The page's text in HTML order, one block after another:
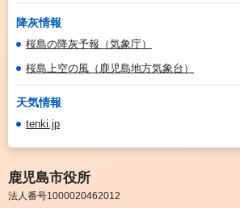
降灰情報
桜島の降灰予報（気象庁）
桜島上空の風（鹿児島地方気象台）
天気情報
tenki.jp
鹿児島市役所
法人番号1000020462012